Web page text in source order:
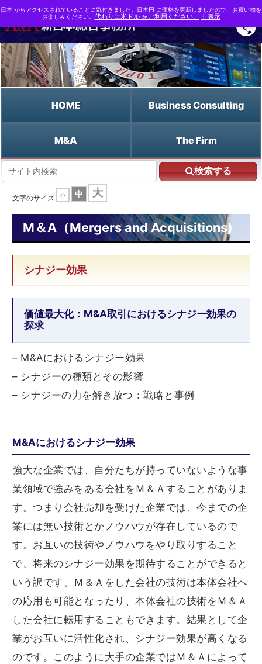
HOME Business Consulting
M&A The Firm
検索する
M&A支援なら新日本総合事務所 | M&A（Mergers and Acquisitions)
文字のサイズ 小 中 大
M＆A（Mergers and Acquisitions)
シナジー効果
価値最大化：M&A取引におけるシナジー効果の
探求
– M&Aにおけるシナジー効果
– シナジーの種類とその影響
– シナジーの力を解き放つ：戦略と事例
M&Aにおけるシナジー効果
強大な企業では、自分たちが持っていないような事
業領域で強みをある会社をＭ＆Ａすることがありま
す。つまり会社売却を受けた企業では、今までの企
業には無い技術とかノウハウが存在しているので
す。お互いの技術やノウハウをやり取りすること
で、将来のシナジー効果を期待することができると
いう訳です。Ｍ＆Ａをした会社の技術は本体会社へ
の応用も可能となったり、本体会社の技術をＭ＆Ａ
した会社に転用することもできます。結果として企
業がお互いに活性化され、シナジー効果が高くなる
のです。このように大手の企業ではＭ＆Ａによって
日本 からアクセスされていることに気付きました。日本円 に価格を更新しましたので、お買い物を
お楽しみください。 代わりに米ドル をご利用ください。 非表示